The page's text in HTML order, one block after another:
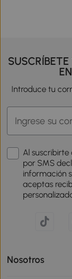
Introduce tu
Al
por SMS
información
aceptas
Nosotros